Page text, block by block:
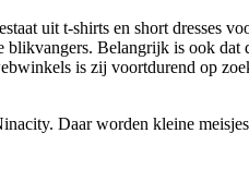
uit t-shirts en short dresses
Belangrijk is ook
is zij voortdurend op
Daar worden kleine